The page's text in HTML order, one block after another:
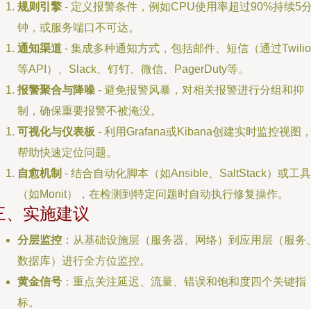
规则引擎 - 定义报警条件，例如CPU使用率超过90%持续5
钟，或服务端口不可达。
通知渠道 - 集成多种通知方式，包括邮件、短信（通过Twilio
等API）、Slack、钉钉、微信、PagerDuty等。
报警聚合与降噪 - 避免报警风暴，对相关报警进行分组和抑
制，确保重要报警不被淹没。
可视化与仪表板 - 利用Grafana或Kibana创建实时监控视图
帮助快速定位问题。
自愈机制 - 结合自动化脚本（如Ansible、SaltStack）或工具
（如Monit），在检测到特定问题时自动执行修复操作。
、实施建议
分层监控 ：从基础设施层（服务器、网络）到应用层（服务
数据库）进行全方位监控。
黄金信号 ：重点关注延迟、流量、错误和饱和度四个关键指
标。